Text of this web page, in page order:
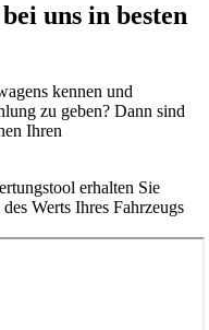
uns in besten
kennen und
zu geben? Dann sind
Ihren
erhalten Sie
Werts Ihres Fahrzeugs